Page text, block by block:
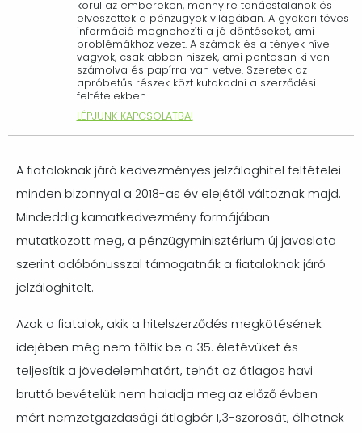
körül az embereken, mennyire tanácstalanok és
elveszettek a pénzügyek világában. A gyakori téves
információ megnehezíti a jó döntéseket, ami
problémákhoz vezet. A számok és a tények híve
vagyok, csak abban hiszek, ami pontosan ki van
számolva és papírra van vetve. Szeretek az
apróbetűs részek közt kutakodni a szerződési
feltételekben.
LÉPJÜNK KAPCSOLATBA!
A fiataloknak járó kedvezményes jelzáloghitel feltételei
minden bizonnyal a 2018-as év elejétől változnak majd.
Mindeddig kamatkedvezmény formájában
mutatkozott meg, a pénzügyminisztérium új javaslata
szerint adóbónusszal támogatnák a fiataloknak járó
jelzáloghitelt.
Azok a fiatalok, akik a hitelszerződés megkötésének
idejében még nem töltik be a 35. életévüket és
teljesítik a jövedelemhatárt, tehát az átlagos havi
bruttó bevételük nem haladja meg az előző évben
mért nemzetgazdasági átlagbér 1,3-szorosát, élhetnek